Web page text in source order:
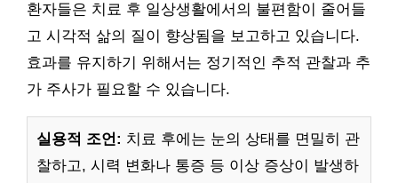
환자들은 치료 후 일상생활에서의 불편함이 줄어들
고 시각적 삶의 질이 향상됨을 보고하고 있습니다.
효과를 유지하기 위해서는 정기적인 추적 관찰과 추
가 주사가 필요할 수 있습니다.
실용적 조언: 치료 후에는 눈의 상태를 면밀히 관
찰하고, 시력 변화나 통증 등 이상 증상이 발생하